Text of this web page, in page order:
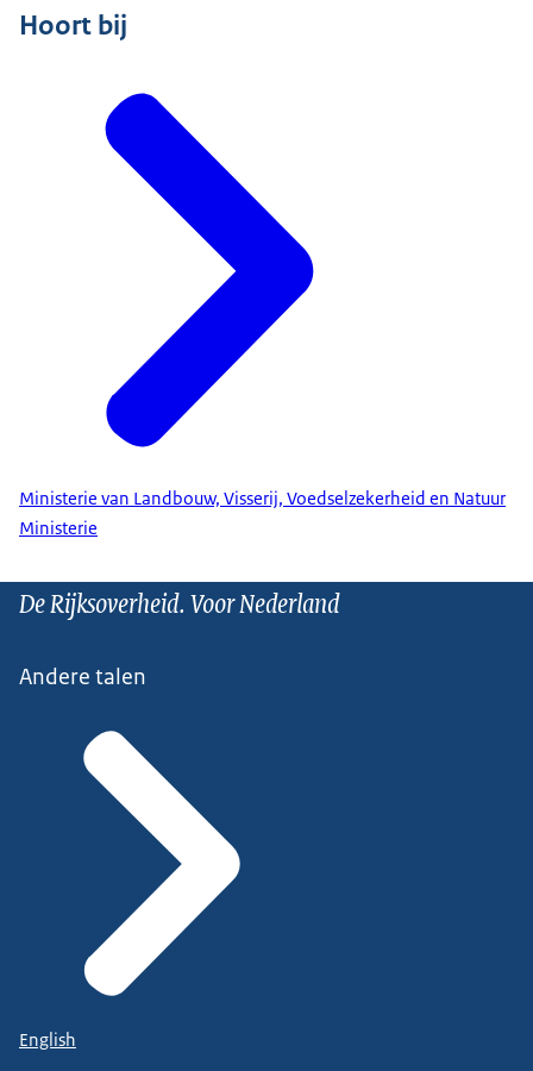
Hoort bij
Ministerie van Landbouw, Visserij, Voedselzekerheid en Natuur
Ministerie
De Rijksoverheid. Voor Nederland
Andere talen
English